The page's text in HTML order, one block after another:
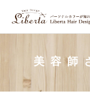
content
SITE SEARCH
美容師